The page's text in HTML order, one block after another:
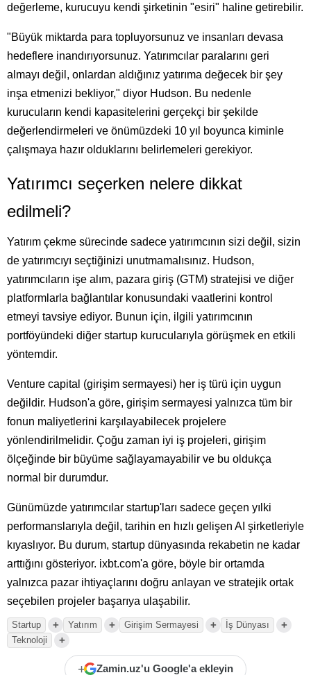
değerleme, kurucuyu kendi şirketinin "esiri" haline getirebilir.
"Büyük miktarda para topluyorsunuz ve insanları devasa
hedeflere inandırıyorsunuz. Yatırımcılar paralarını geri
almayı değil, onlardan aldığınız yatırıma değecek bir şey
inşa etmenizi bekliyor," diyor Hudson. Bu nedenle
kurucuların kendi kapasitelerini gerçekçi bir şekilde
değerlendirmeleri ve önümüzdeki 10 yıl boyunca kiminle
çalışmaya hazır olduklarını belirlemeleri gerekiyor.
Yatırımcı seçerken nelere dikkat
edilmeli?
Yatırım çekme sürecinde sadece yatırımcının sizi değil, sizin
de yatırımcıyı seçtiğinizi unutmamalısınız. Hudson,
yatırımcıların işe alım, pazara giriş (GTM) stratejisi ve diğer
platformlarla bağlantılar konusundaki vaatlerini kontrol
etmeyi tavsiye ediyor. Bunun için, ilgili yatırımcının
portföyündeki diğer startup kurucularıyla görüşmek en etkili
yöntemdir.
Venture capital (girişim sermayesi) her iş türü için uygun
değildir. Hudson'a göre, girişim sermayesi yalnızca tüm bir
fonun maliyetlerini karşılayabilecek projelere
yönlendirilmelidir. Çoğu zaman iyi iş projeleri, girişim
ölçeğinde bir büyüme sağlayamayabilir ve bu oldukça
normal bir durumdur.
Günümüzde yatırımcılar startup'ları sadece geçen yılki
performanslarıyla değil, tarihin en hızlı gelişen AI şirketleriyle
kıyaslıyor. Bu durum, startup dünyasında rekabetin ne kadar
arttığını gösteriyor. ixbt.com'a göre, böyle bir ortamda
yalnızca pazar ihtiyaçlarını doğru anlayan ve stratejik ortak
seçebilen projeler başarıya ulaşabilir.
Startup + Yatırım + Girişim Sermayesi + İş Dünyası +
Teknoloji +
+ Zamin.uz'u Google'a ekleyin